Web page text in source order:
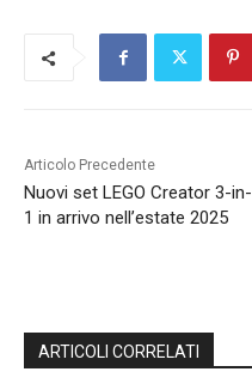
Articolo Precedente
Nuovi set LEGO Creator 3-in-
1 in arrivo nell’estate 2025
ARTICOLI CORRELATI